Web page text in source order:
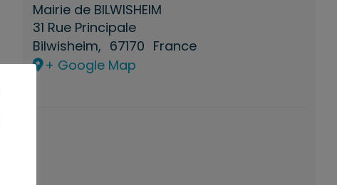
Mairie de BILWISHEIM
31 Rue Principale
Bilwisheim, 67170 France
+ Google Map